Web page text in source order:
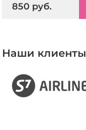
850 руб.
Наши клиенты